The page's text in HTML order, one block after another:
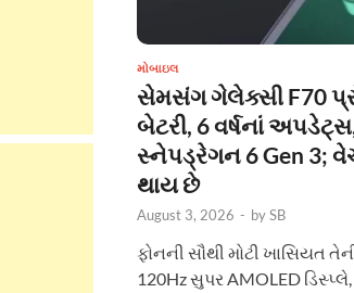
મોબાઇલ
સેમસંગ ગેલેક્સી F70
બેટરી, 6 વર્ષનાં
સ્નેપડ્રેગન 6 Gen 3;
થાય છે
August 3, 2026 - bySB
ફોનની સૌથી મોટી ખાસિયત
120Hz સુપર AMOLED